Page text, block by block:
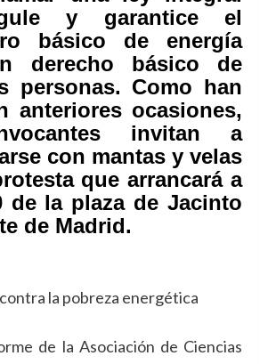
y garantice el
básico de energía
derecho básico de
personas. Como han
anteriores ocasiones,
invitan a
con mantas y velas
que arrancará a
de la plaza de Jacinto
de Madrid.
la pobreza energética
de la Asociación de Ciencias